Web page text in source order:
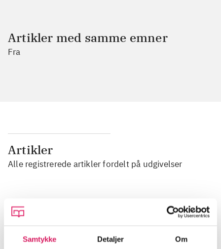
Samtykke Detaljer Om
Artikler med samme emner
Fra
Artikler
Alle registrerede artikler fordelt på udgivelser